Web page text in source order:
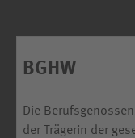
BGHW
Die
der Trägerin der